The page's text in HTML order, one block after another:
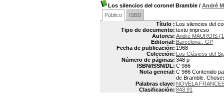
Los silencios del coronel Bramble / André
Público
ISBD
Título : Los silencios del
Tipo de documento: texto impreso
Autores: André MAUROIS
Editorial: Barcelona : GP
Fecha de publicación: 1968
Colección: Los Clásicos del
Número de páginas: 348 p
ISBN/ISSN/DL: C 986
Nota general: C 986 Contenido
de Bramble.
Palabras clave: NOVELA
Clasificación: 843.91